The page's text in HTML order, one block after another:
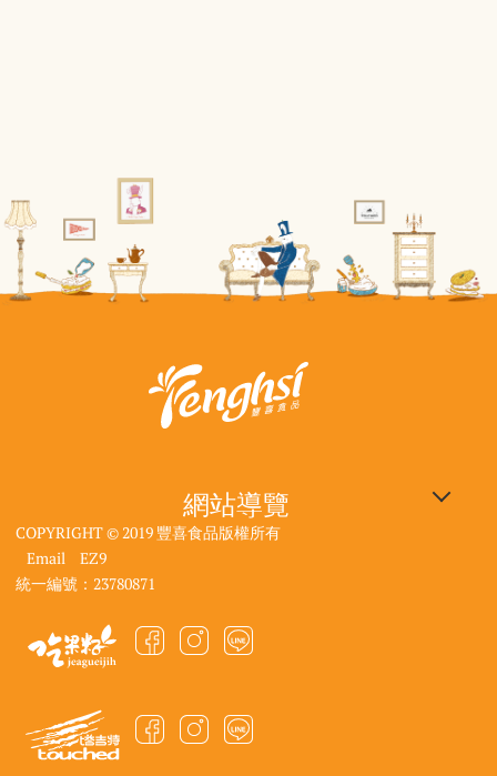
網站導覽
企業專區
大使館資訊
DIY線上預約
最新消息
購物須知
網站地圖
豐喜食品：640雲林縣斗六
市工業路118號
| 電話：05-557-1296
| 客服信箱：
fancy.service@jelly.com.tw
觀光工廠：640雲林縣斗六
市工業路118號
| 電話：05-557-4516
| 客服信箱：
touchedembassy.tw@gmail.com
COPYRIGHT © 2019 豐喜食品版權所有
Email
EZ9
統一編號：23780871